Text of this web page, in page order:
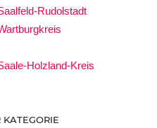
Rudolstadt
Holzland-Kreis